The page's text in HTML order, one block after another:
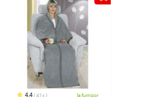
4,4 41x la furnizor